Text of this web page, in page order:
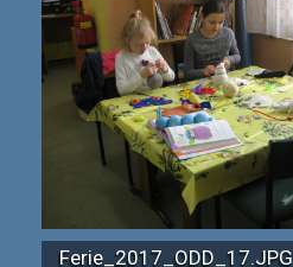
Ferie_2017_ODD_17.JPG